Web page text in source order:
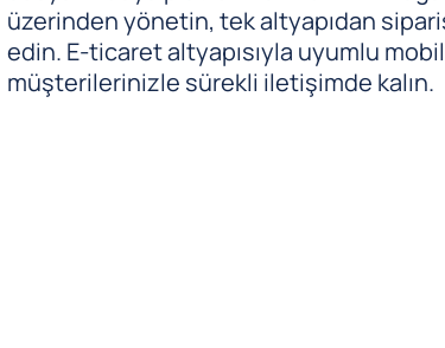
üzerinden yönetin, tek altyapıdan
edin. E-ticaret altyapısıyla uyumlu
müşterilerinizle sürekli iletişimde kalın.